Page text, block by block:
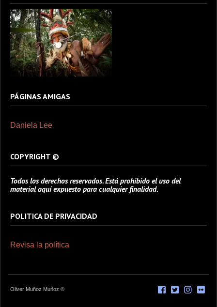
PÁGINAS AMIGAS
Daniela Lee
COPYRIGHT ©
Todos los derechos reservados. Está prohibido el uso del
material aquí expuesto para cualquier finalidad.
POLITICA DE PRIVACIDAD
Revisa la política
Oliver Muñoz Muñoz ©